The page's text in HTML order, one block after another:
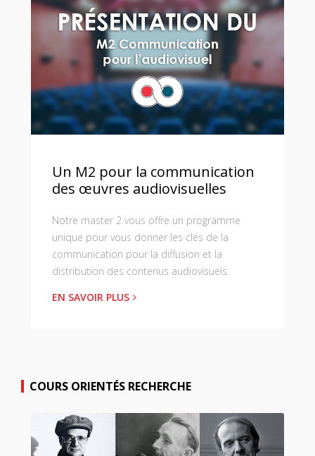
Un M2 pour la communication
des œuvres audiovisuelles
Notre master 2 vous offre un programme
unique pour vous donner les clés de la
communication pour la diffusion et la
distribution des contenus audiovisuels.
EN SAVOIR PLUS
COURS ORIENTÉS RECHERCHE